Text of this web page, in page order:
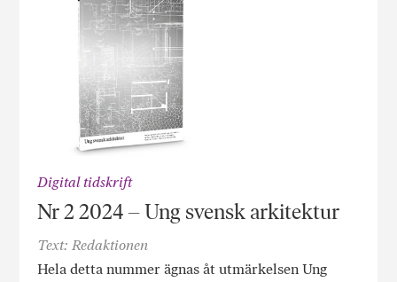
Digital tidskrift
Nr 2 2024 – Ung svensk arkitektur
Text: Redaktionen
Hela detta nummer ägnas åt utmärkelsen Ung